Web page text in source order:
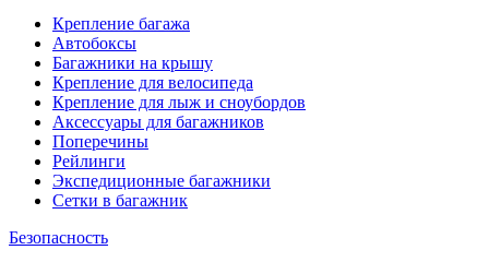
Крепление багажа
Автобоксы
Багажники на крышу
Крепление для велосипеда
Крепление для лыж и сноубордов
Аксессуары для багажников
Поперечины
Рейлинги
Экспедиционные багажники
Сетки в багажник
Безопасность